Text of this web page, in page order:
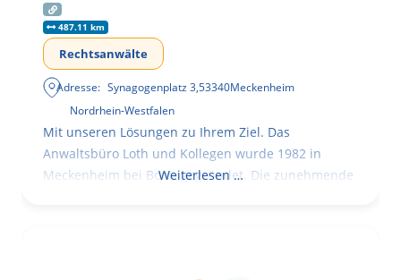
487.11 km
Rechtsanwälte
Adresse: Synagogenplatz 3,53340Meckenheim
Nordrhein-Westfalen
Mit unseren Lösungen zu Ihrem Ziel. Das
Anwaltsbüro Loth und Kollegen wurde 1982 in
Meckenheim bei Bonn gegründet. Die zunehmende
Weiterlesen …